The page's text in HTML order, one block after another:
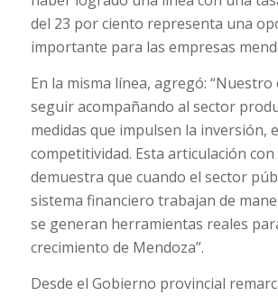
del 23 por ciento representa una
importante para las empresas
En la misma línea, agregó:
seguir acompañando al sector
medidas que impulsen la inversión,
competitividad. Esta articulación
demuestra que cuando el sector
sistema financiero trabajan de
se generan herramientas reales
crecimiento de Mendoza”.
Desde el Gobierno provincial